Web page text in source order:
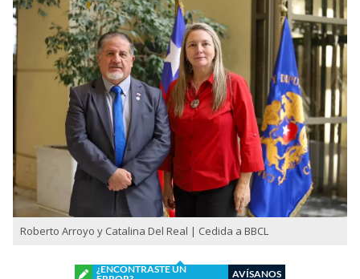
Roberto Arroyo y Catalina Del Real | Cedida a BBCL
¿ENCONTRASTE UN
AVÍSANOS